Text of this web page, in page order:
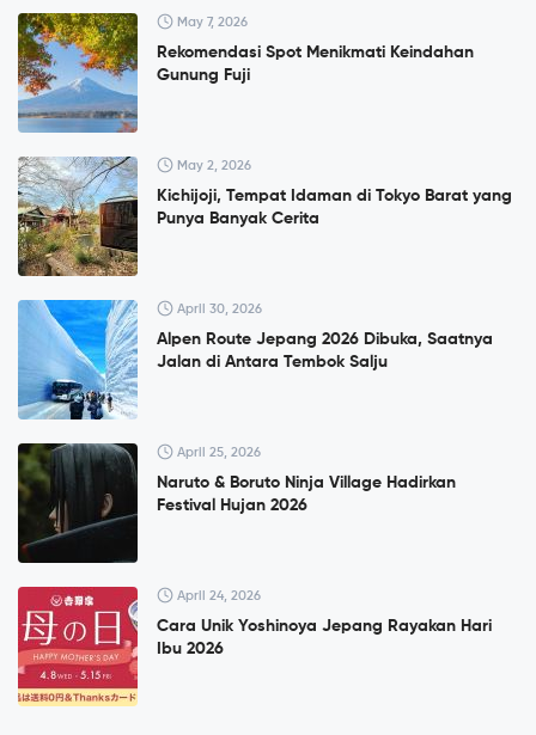
May 7, 2026
Rekomendasi Spot Menikmati Keindahan
Gunung Fuji
May 2, 2026
Kichijoji, Tempat Idaman di Tokyo Barat yang
Punya Banyak Cerita
April 30, 2026
Alpen Route Jepang 2026 Dibuka, Saatnya
Jalan di Antara Tembok Salju
April 25, 2026
Naruto & Boruto Ninja Village Hadirkan
Festival Hujan 2026
April 24, 2026
Cara Unik Yoshinoya Jepang Rayakan Hari
Ibu 2026